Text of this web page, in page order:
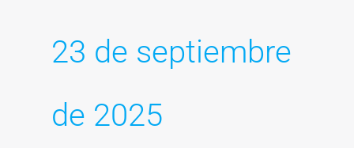
23 de septiembre
de 2025